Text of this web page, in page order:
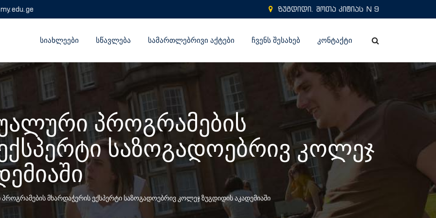
ზუგდიდი. შოთა კიტიას N 9
ᲡᲘᲐᲮᲚᲔᲔᲑᲘ ᲡᲬᲐᲕᲚᲔᲑᲐ ᲡᲐᲛᲐᲠᲗᲚᲔᲑᲠᲘᲕᲘ ᲐᲥᲢᲔᲑᲘ ᲩᲕᲔᲜᲡ ᲨᲔᲡᲐᲮᲔᲑ ᲙᲝᲜᲢᲐᲥᲢᲘ
პროგრამების
საზოგადოებრივ კოლეჯ
მხარდაჭერის ექსპერტი საზოგადოებრივ კოლეჯ ზუგდიდის აკადემიაში